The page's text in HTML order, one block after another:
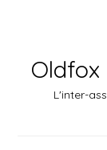
Oldfox
L'inter-